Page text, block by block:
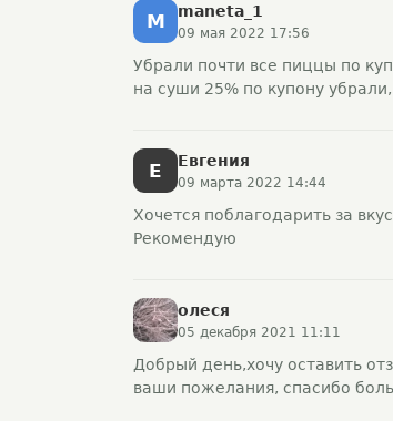
M maneta_1
09 мая 2022 17:56
Убрали почти все пиццы по
на суши 25% по купону
Е Евгения
09 марта 2022 14:44
Хочется поблагодарить за
Рекомендую
олеся
05 декабря 2021 11:11
Добрый день,хочу оставить
ваши пожелания, спасибо